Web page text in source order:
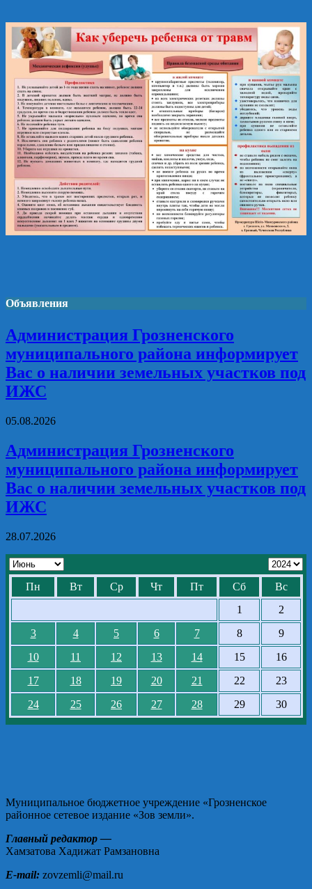
Объявления
Администрация Грозненского
муниципального района информирует
Вас о наличии земельных участков под
ИЖС
05.08.2026
Администрация Грозненского
муниципального района информирует
Вас о наличии земельных участков под
ИЖС
28.07.2026
Пн Вт Ср Чт Пт Сб
Вс
1
2
3
4 5 6 7 8
9
10
11 12 13 14 15
16
17
18 19 20 21 22
23
24
25 26 27 28 29 30
Муниципальное бюджетное учреждение «Грозненское
районное сетевое издание «Зов земли».
Главный редактор —
Хамзатова Хадижат Рамзановна
E-mail: zovzemli@mail.ru